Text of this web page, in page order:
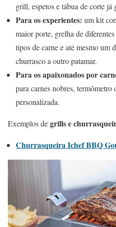
grill, espetos e tábua de corte já
Para os experientes: um kit
maior porte, grelha de
tipos de carne e até mesmo um
churrasco a outro patamar.
Para os apaixonados por
para carnes nobres, termômetro
personalizada.
Exemplos degrills e
Churrasqueira Ichef BBQ